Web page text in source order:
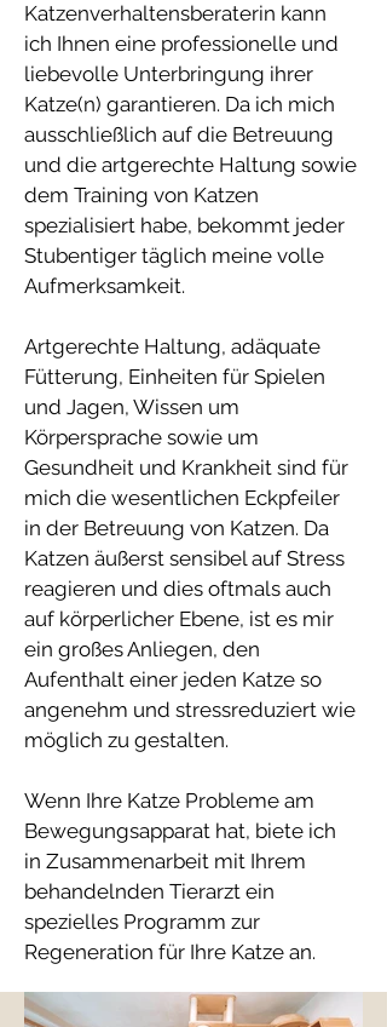
Katzenverhaltensberaterin kann
ich Ihnen eine professionelle und
liebevolle Unterbringung ihrer
Katze(n) garantieren. Da ich mich
ausschließlich auf die Betreuung
und die artgerechte Haltung sowie
dem Training von Katzen
spezialisiert habe, bekommt jeder
Stubentiger täglich meine volle
Aufmerksamkeit.
Artgerechte Haltung, adäquate
Fütterung, Einheiten für Spielen
und Jagen, Wissen um
Körpersprache sowie um
Gesundheit und Krankheit sind für
mich die wesentlichen Eckpfeiler
in der Betreuung von Katzen. Da
Katzen äußerst sensibel auf Stress
reagieren und dies oftmals auch
auf körperlicher Ebene, ist es mir
ein großes Anliegen, den
Aufenthalt einer jeden Katze so
angenehm und stressreduziert wie
möglich zu gestalten.
Wenn Ihre Katze Probleme am
Bewegungsapparat hat, biete ich
in Zusammenarbeit mit Ihrem
behandelnden Tierarzt ein
spezielles Programm zur
Regeneration für Ihre Katze an.